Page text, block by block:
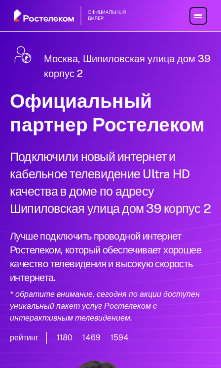
Москва, Шипиловская улица дом 39
корпус 2
Официальный
партнер Ростелеком
Подключили новый интернет и
кабельное телевидение Ultra HD
качества в доме по адресу
Шипиловская улица дом 39 корпус 2
Лучше подключить проводной интернет
Ростелеком, который обеспечивает хорошее
качество телевидения и высокую скорость
интернета.
* обратите внимание, сегодня по акции доступен
уникальный пакет услуг Ростелеком с
интерактивным телевидением.
рейтинг 1180 1469 1594